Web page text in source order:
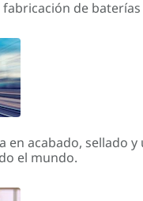
fabricación de baterías
en acabado, sellado
el mundo.